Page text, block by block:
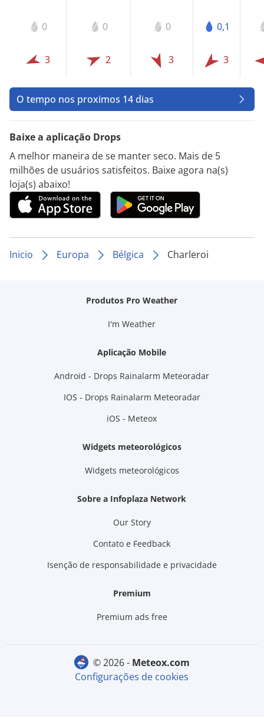
0
3
0
2
0
3
0,1
3
O tempo nos proximos 14 dias
Baixe a aplicação Drops
A melhor maneira de se manter seco. Mais de 5
milhões de usuários satisfeitos. Baixe agora na(s)
loja(s) abaixo!
Inicio Europa Bélgica Charleroi
Produtos Pro Weather
I'm Weather
Aplicação Mobile
Android - Drops Rainalarm Meteoradar
IOS - Drops Rainalarm Meteoradar
iOS - Meteox
Widgets meteorológicos
Widgets meteorológicos
Sobre a Infoplaza Network
Our Story
Contato e Feedback
Isenção de responsabilidade e privacidade
Premium
Premium ads free
© 2026 -
meteox.com
Configurações de cookies